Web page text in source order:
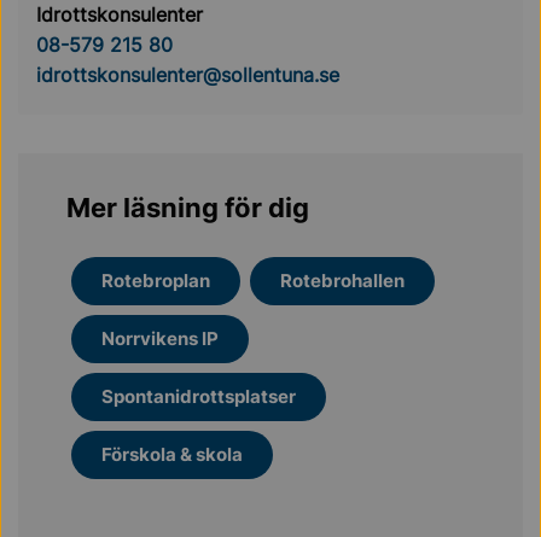
Idrottskonsulenter
08-579 215 80
idrottskonsulenter@sollentuna.se
Mer läsning för dig
Rotebroplan Rotebrohallen
Norrvikens IP
Spontanidrottsplatser
Förskola & skola